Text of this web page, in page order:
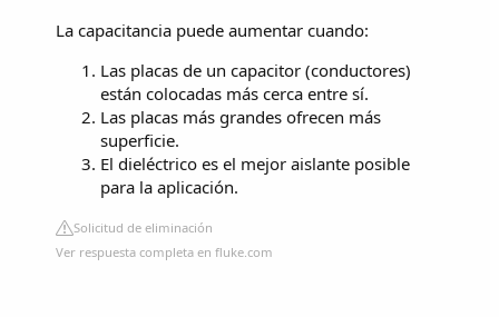
La capacitancia puede aumentar cuando:
Las placas de un capacitor (conductores)
están colocadas más cerca entre sí.
Las placas más grandes ofrecen más
superficie.
El dieléctrico es el mejor aislante posible
para la aplicación.
Solicitud de eliminación
Ver respuesta completa en fluke.com